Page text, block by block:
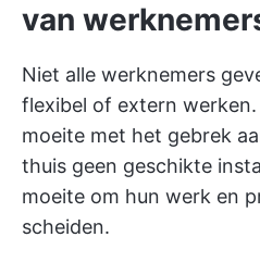
van
Niet alle werknemers
flexibel of extern
moeite met het gebrek
thuis geen geschikte
moeite om hun werk en
scheiden.